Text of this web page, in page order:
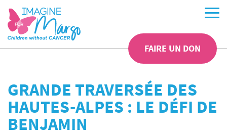
FAIRE UN DON
GRANDE TRAVERSÉE DES
HAUTES-ALPES : LE DÉFI DE
BENJAMIN